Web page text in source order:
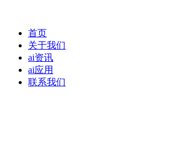
首页
关于我们
ai资讯
ai应用
联系我们